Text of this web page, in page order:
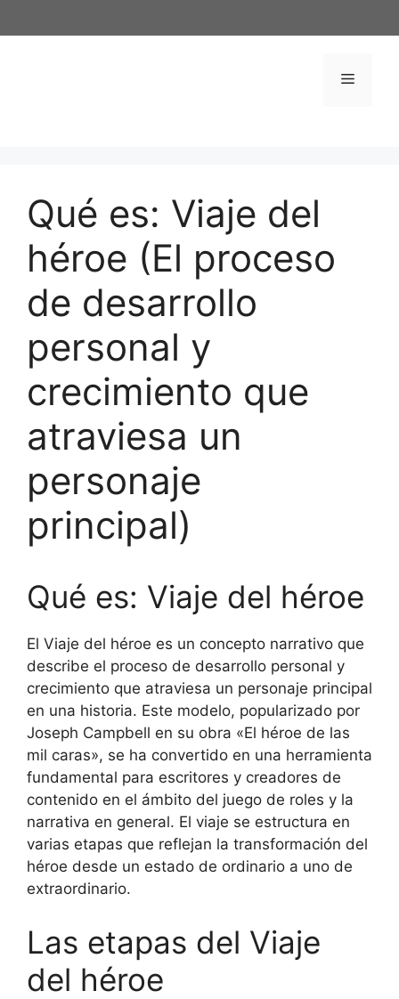
al
Menú
Qué es: Viaje del
héroe (El proceso
de desarrollo
personal y
crecimiento que
atraviesa un
personaje
principal)
Qué es: Viaje del héroe
El Viaje del héroe es un concepto narrativo que
describe el proceso de desarrollo personal y
crecimiento que atraviesa un personaje principal
en una historia. Este modelo, popularizado por
Joseph Campbell en su obra «El héroe de las
mil caras», se ha convertido en una herramienta
fundamental para escritores y creadores de
contenido en el ámbito del juego de roles y la
narrativa en general. El viaje se estructura en
varias etapas que reflejan la transformación del
héroe desde un estado de ordinario a uno de
extraordinario.
Las etapas del Viaje
del héroe